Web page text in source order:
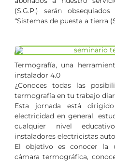
(S.G.P.) serán
“Sistemas de puesta a tierra
Termografía, una
instalador 4.0
¿Conoces todas las
termografía en tu trabajo
Esta jornada está
electricidad en general,
cualquier nivel
instaladores electricistas
El objetivo es conocer la
cámara termográfica,